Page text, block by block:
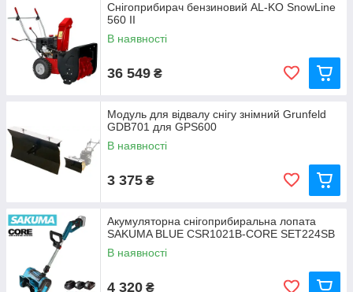
Снігоприбирач бензиновий AL-KO SnowLine
560 II
В наявності
36 549 ₴
Модуль для відвалу снігу знімний Grunfeld
GDB701 для GPS600
В наявності
3 375 ₴
Акумуляторна снігоприбиральна лопата
SAKUMA BLUE CSR1021B-CORE SET224SB
В наявності
4 320 ₴